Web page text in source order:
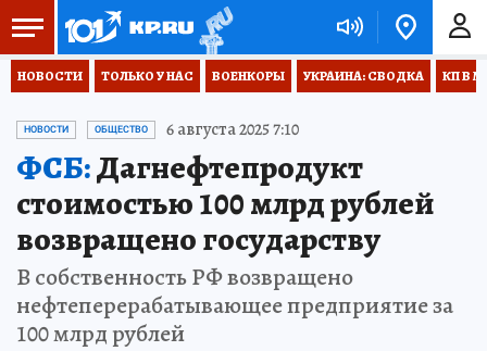
НОВОСТИ ТОЛЬКО У НАС ВОЕНКОРЫ УКРАИНА: СВОДКА КП В
НОВОСТИ ОБЩЕСТВО 6 августа 2025 7:10
ФСБ:Дагнефтепродукт
стоимостью 100 млрд рублей
возвращено государству
В собственность РФ возвращено
нефтеперерабатывающее предприятие за
100 млрд рублей